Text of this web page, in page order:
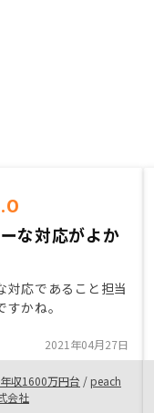
な対応がよか
対応であること担当
かね。
2021年04月27日
年収1600万円台 /peach
会社